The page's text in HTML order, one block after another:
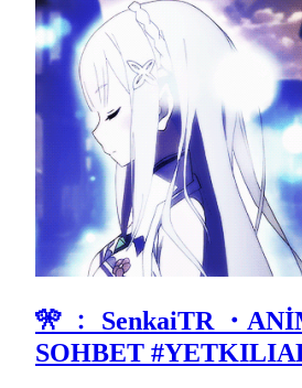
🎌 ﹕ SenkaiTR ・
SOHBET